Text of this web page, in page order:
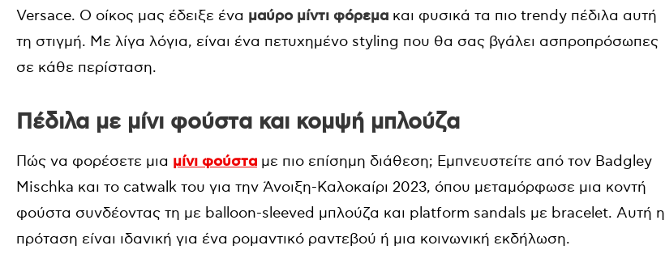
Versace. Ο οίκος μας έδειξε ένα μαύρο μίντι φόρεμα και φυσικά τα πιο trendy πέδιλα αυτή
τη στιγμή. Με λίγα λόγια, είναι ένα πετυχημένο styling που θα σας βγάλει ασπροπρόσωπες
σε κάθε περίσταση.
Πέδιλα με μίνι φούστα και κομψή μπλούζα
Πώς να φορέσετε μια μίνι φούστα με πιο επίσημη διάθεση; Εμπνευστείτε από τον Badgley
Mischka και το catwalk του για την Άνοιξη-Καλοκαίρι 2023, όπου μεταμόρφωσε μια κοντή
φούστα συνδέοντας τη με balloon-sleeved μπλούζα και platform sandals με bracelet. Αυτή η
πρόταση είναι ιδανική για ένα ρομαντικό ραντεβού ή μια κοινωνική εκδήλωση.